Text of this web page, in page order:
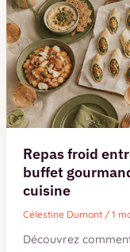
choisir
modèle
adapté
à
vos
besoins
Repas froid
buffet
cuisine
Célestine Dumont / 1
Découvrez